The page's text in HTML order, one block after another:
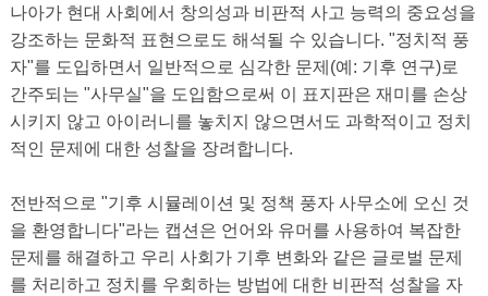
나아가 현대 사회에서 창의성과 비판적 사고 능력의 중요성을
강조하는 문화적 표현으로도 해석될 수 있습니다. "정치적 풍
자"를 도입하면서 일반적으로 심각한 문제(예: 기후 연구)로
간주되는 "사무실"을 도입함으로써 이 표지판은 재미를 손상
시키지 않고 아이러니를 놓치지 않으면서도 과학적이고 정치
적인 문제에 대한 성찰을 장려합니다.
전반적으로 "기후 시뮬레이션 및 정책 풍자 사무소에 오신 것
을 환영합니다"라는 캡션은 언어와 유머를 사용하여 복잡한
문제를 해결하고 우리 사회가 기후 변화와 같은 글로벌 문제
를 처리하고 정치를 우회하는 방법에 대한 비판적 성찰을 자